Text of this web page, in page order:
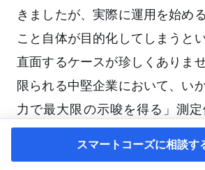
きましたが、実際に運用を始め
こと自体が目的化してしまうと
直面するケースが珍しくありま
限られる中堅企業において、い
力で最大限の示唆を得る」測
スマートコーズに相談す